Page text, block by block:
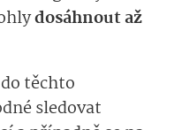
dosáhnout až
těchto
sledovat